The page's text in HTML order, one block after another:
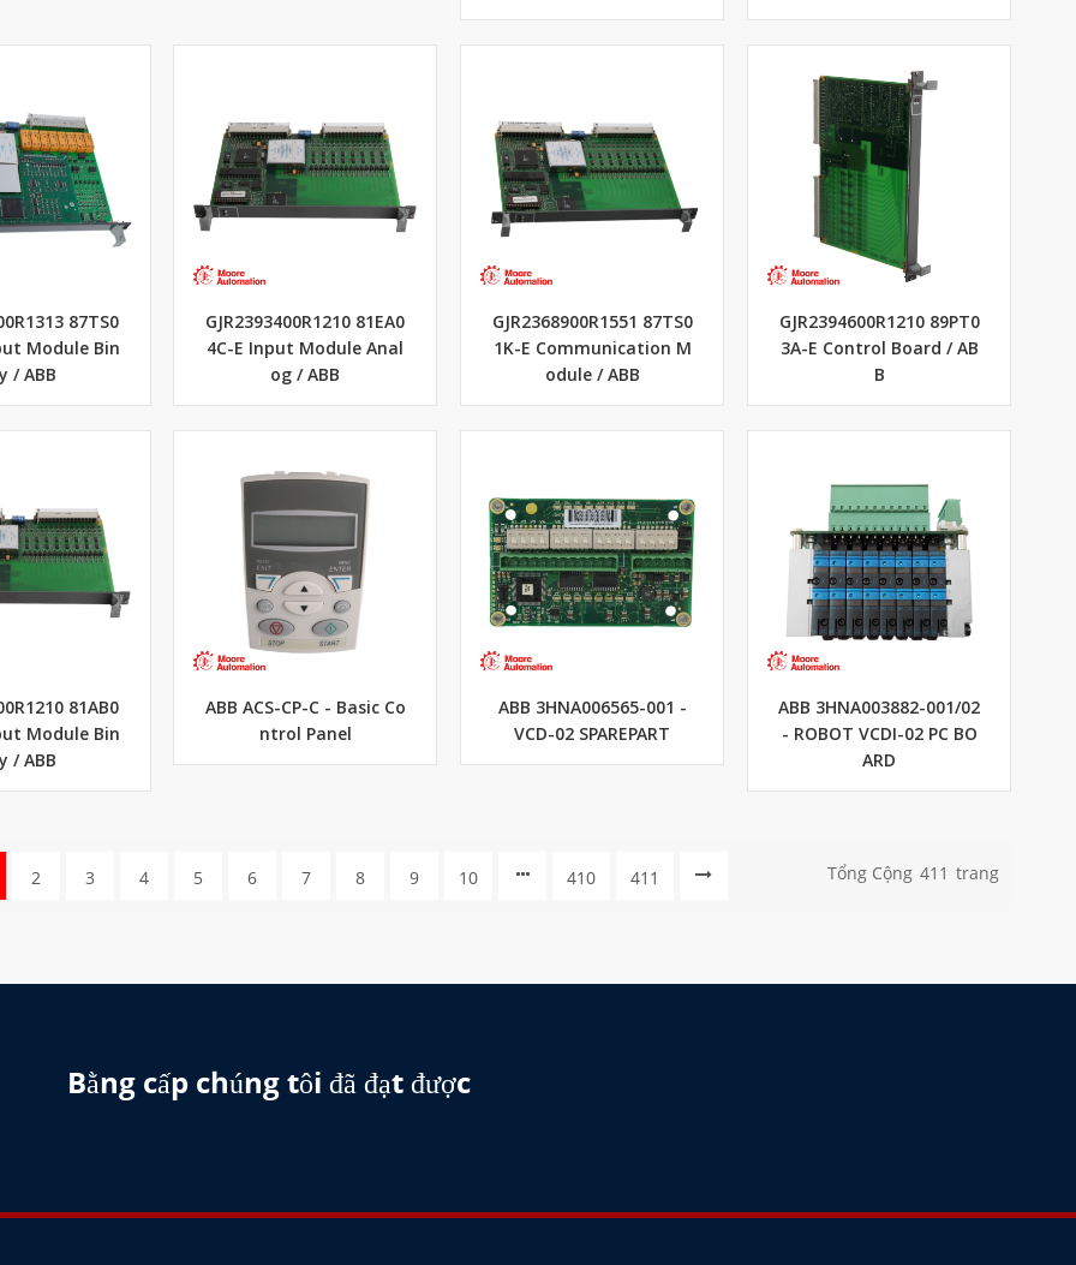
87TS0
Module Bin
/ ABB
GJR2393400R1210 81EA0
4C-E Input Module Anal
og / ABB
GJR2368900R1551 87TS0
1K-E Communication M
odule / ABB
GJR2394600R1210 89PT0
3A-E Control Board / AB
B
81AB0
Module Bin
/ ABB
ABB ACS-CP-C - Basic Co
ntrol Panel
ABB 3HNA006565-001 -
VCD-02 SPAREPART
ABB 3HNA003882-001/02
- ROBOT VCDI-02 PC BO
ARD
2 3 4 5 6 7 8 9 10 410 411 Tổng Cộng 411 Trang
Bằng cấp chúng tôi đã đạt được